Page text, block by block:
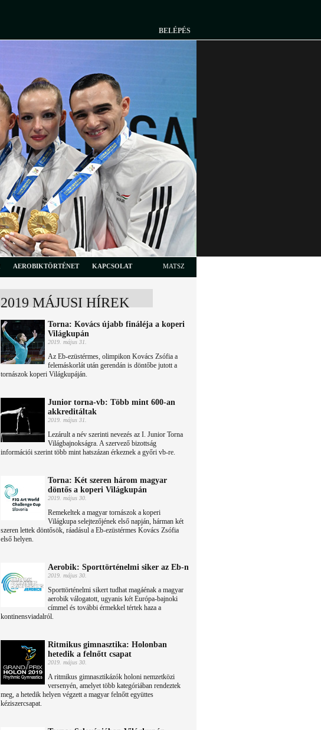
BELÉPÉS
AEROBIKTÖRTÉNET KAPCSOLAT MATSZ
2019 MÁJUSI HÍREK
Torna: Kovács újabb fináléja a koperi
Világkupán
2019. május 31.
Az Eb-ezüstérmes, olimpikon Kovács Zsófia a
felemáskorlát után gerendán is döntőbe jutott a
tornászok koperi Világkupáján.
Junior torna-vb: Több mint 600-an
akkreditáltak
2019. május 31.
Lezárult a név szerinti nevezés az I. Junior Torna
Világbajnokságra. A szervező bizottság
információi szerint több mint hatszázan érkeznek a győri vb-re.
Torna: Két szeren három magyar
döntős a koperi Világkupán
2019. május 30.
Remekeltek a magyar tornászok a koperi
Világkupa selejtezőjének első napján, hárman két
szeren lettek döntősök, ráadásul a Eb-ezüstérmes Kovács Zsófia
első helyen.
Aerobik: Sporttörténelmi siker az Eb-n
2019. május 30.
Sporttörténelmi sikert tudhat magáénak a magyar
aerobik válogatott, ugyanis két Európa-bajnoki
címmel és további érmekkel tértek haza a
kontinensviadalról.
Ritmikus gimnasztika: Holonban
hetedik a felnőtt csapat
2019. május 30.
A ritmikus gimnasztikázók holoni nemzetközi
versenyén, amelyet több kategóriában rendeztek
meg, a hetedik helyen végzett a magyar felnőtt együttes
kéziszercsapat.